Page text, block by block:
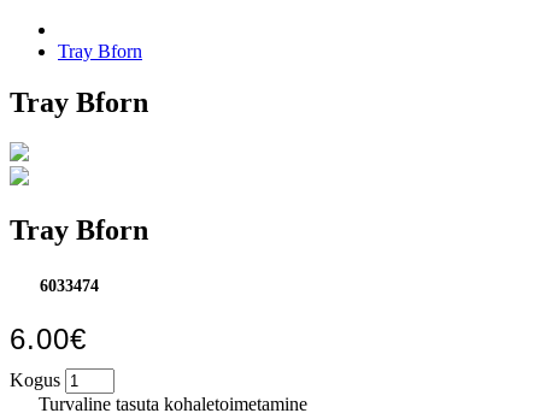
Tray Bforn
Tray Bforn
Tray Bforn
6033474
6.00€
Kogus
Turvaline tasuta kohaletoimetamine